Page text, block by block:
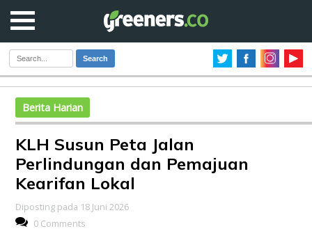
Search
Berita Harian
KLH Susun Peta Jalan
Perlindungan dan Pemajuan
Kearifan Lokal
Diposting pada 18 Juni 2026
0 Comments